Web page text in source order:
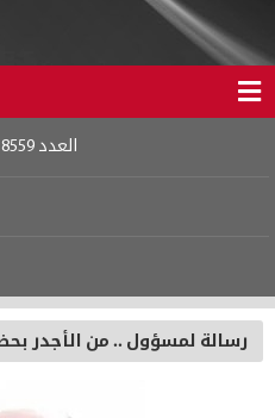
العدد 8559 - 2026/8/9
رسالة لمسؤول .. من الأجدر